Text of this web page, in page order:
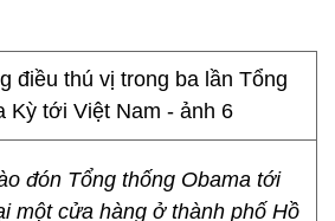
đón Tổng thống Obama tới
một cửa hàng ở thành phố Hồ